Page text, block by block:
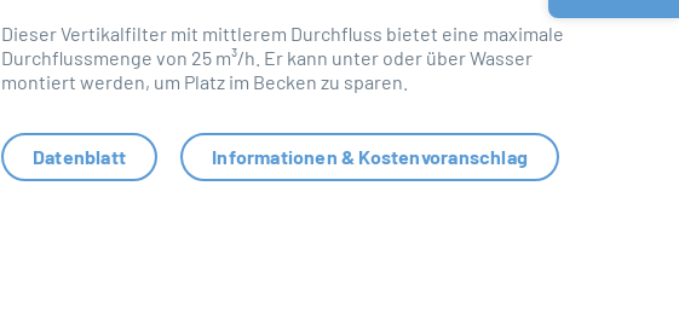
Dieser Vertikalfilter mit mittlerem Durchfluss bietet eine maximale
Durchflussmenge von 25 m³/h. Er kann unter oder über Wasser
montiert werden, um Platz im Becken zu sparen.
Datenblatt Informationen & Kostenvoranschlag